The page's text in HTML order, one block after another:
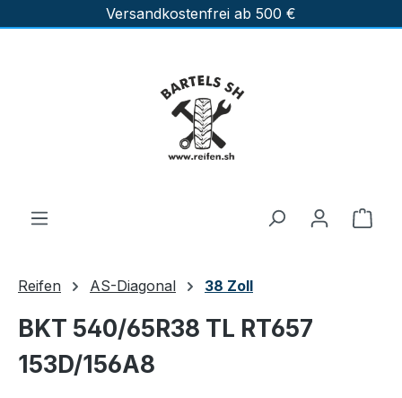
Zum Hauptinhalt springenVersandkostenfrei ab 500 €
Reifen AS-Diagonal 38 Zoll
BKT 540/65R38 TL RT657
153D/156A8